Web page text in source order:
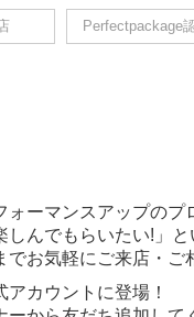
Perfectpackage
ーマンスアップのプ
んでもらいたい!」と
お気軽にご来店・ご
カウントに登場！